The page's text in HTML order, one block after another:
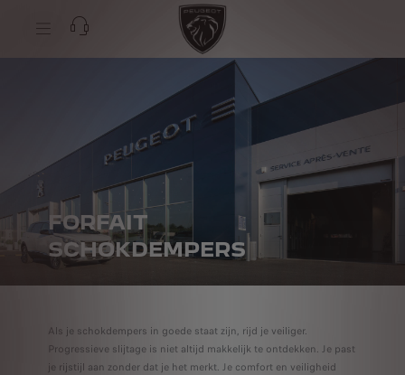
FORFAIT
SCHOKDEMPERS
Als je schokdempers in goede staat zijn, rijd je veiliger.
Progressieve slijtage is niet altijd makkelijk te ontdekken. Je past
je rijstijl aan zonder dat je het merkt. Je comfort en veiligheid